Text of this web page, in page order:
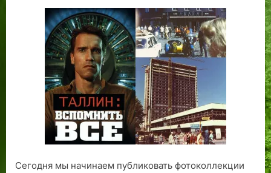
«Реально
Старый
Таллин»
Коллекции
Бориса
Горского
Сегодня мы начинаем публиковать фотоколлекции